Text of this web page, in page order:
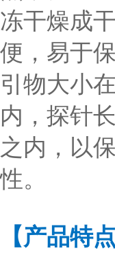
冻干燥成
便，易于
引物大小
内，探针
之内，以
性。
【产品特点